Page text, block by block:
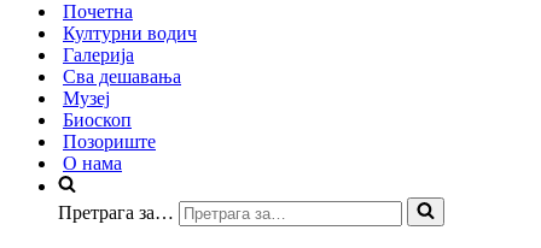
Почетна
Културни водич
Галерија
Сва дешавања
Музеј
Биоскоп
Позориште
О нама
Претрага за…